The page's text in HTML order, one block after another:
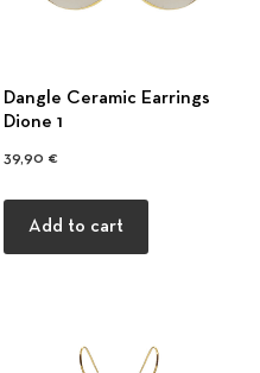
Dangle Ceramic Earrings
Dione 1
39,90 €
Add to cart